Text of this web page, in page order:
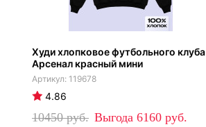
Худи хлопковое футбольного клуба
Арсенал красный мини
119678
4.86
10450 6160